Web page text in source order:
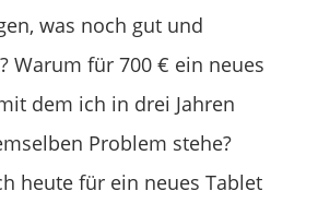
was noch gut und
Warum für 700 € ein neues
dem ich in drei Jahren
Problem stehe?
heute für ein neues Tablet